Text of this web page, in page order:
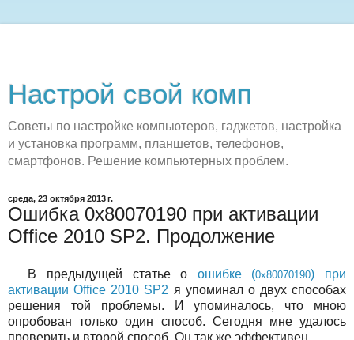
Настрой свой комп
Советы по настройке компьютеров, гаджетов, настройка
и установка программ, планшетов, телефонов,
смартфонов. Решение компьютерных проблем.
среда, 23 октября 2013 г.
Ошибка 0x80070190 при активации
Office 2010 SP2. Продолжение
В предыдущей статье о ошибке (0x80070190) при
активации Office 2010 SP2 я упоминал о двух способах
решения той проблемы. И упоминалось, что мною
опробован только один способ. Сегодня мне удалось
проверить и второй способ. Он так же эффективен.